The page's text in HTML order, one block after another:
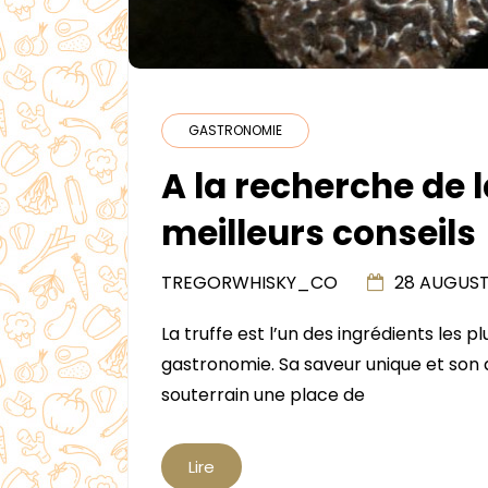
GASTRONOMIE
A la recherche de
meilleurs conseils
TREGORWHISKY_CO 28
La truffe est l’un des ingrédients les
gastronomie. Sa saveur unique et
souterrain une place de
Lire